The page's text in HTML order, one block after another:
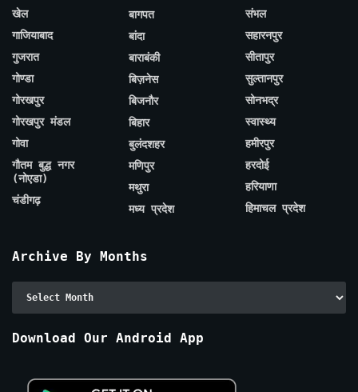
खेल
गाजियाबाद
गुजरात
गोण्डा
गोरखपुर
गोरखपुर मंडल
गोवा
गौतम बुद्ध नगर
(नोएडा)
चंडीगढ़
बागपत
बांदा
बाराबंकी
बिज़नेस
बिजनौर
बिहार
बुलंदशहर
मणिपुर
मथुरा
मध्य प्रदेश
संभल
सहारनपुर
सीतापुर
सुल्तानपुर
सोनभद्र
स्वास्थ्य
हमीरपुर
हरदोई
हरियाणा
हिमाचल प्रदेश
Archive By Months
Download Our Android App